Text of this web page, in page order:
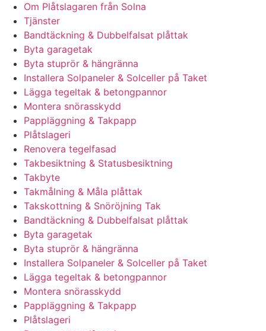
Om Plåtslagaren från Solna
Tjänster
Bandtäckning & Dubbelfalsat plåttak
Byta garagetak
Byta stuprör & hängränna
Installera Solpaneler & Solceller på Taket
Lägga tegeltak & betongpannor
Montera snörasskydd
Pappläggning & Takpapp
Plåtslageri
Renovera tegelfasad
Takbesiktning & Statusbesiktning
Takbyte
Takmålning & Måla plåttak
Takskottning & Snöröjning Tak
Bandtäckning & Dubbelfalsat plåttak
Byta garagetak
Byta stuprör & hängränna
Installera Solpaneler & Solceller på Taket
Lägga tegeltak & betongpannor
Montera snörasskydd
Pappläggning & Takpapp
Plåtslageri